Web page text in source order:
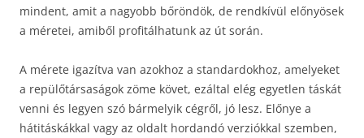
mindent, amit a nagyobb bőröndök, de rendkívül előnyösek
a méretei, amiből profitálhatunk az út során.
A mérete igazítva van azokhoz a standardokhoz, amelyeket
a repülőtársaságok zöme követ, ezáltal elég egyetlen táskát
venni és legyen szó bármelyik cégről, jó lesz. Előnye a
hátitáskákkal vagy az oldalt hordandó verziókkal szemben,